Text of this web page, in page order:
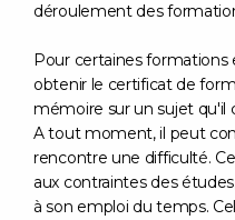
déroulement des
Pour certaines
obtenir le certificat de
mémoire sur un sujet qu'il
A tout moment, il peut
rencontre une difficulté.
aux contraintes des
à son emploi du temps.